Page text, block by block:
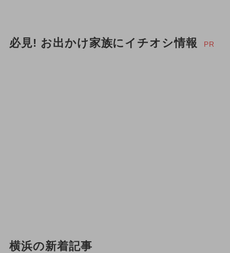
必見! お出かけ家族にイチオシ情報 PR
横浜の新着記事